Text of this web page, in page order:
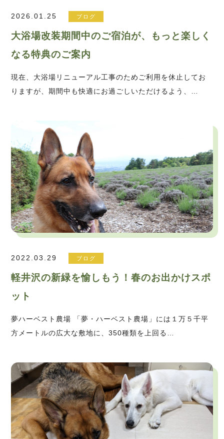
2026.01.25 ブログ
大浴場改装期間中のご宿泊が、もっと楽しく
なる特典のご案内
現在、大浴場リニューアル工事のためご利用を休止してお
りますが、期間中も快適にお過ごしいただけるよう、…
2022.03.29 ブログ
軽井沢の新緑を愉しもう！春のお出かけスポ
ット
夢ハーベスト農場 「夢・ハーベスト農場」には１万５千平
方メートルの広大な敷地に、350種類を上回る…